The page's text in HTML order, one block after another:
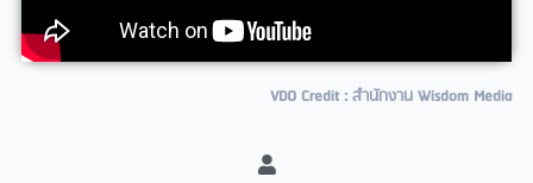
VDO Credit : สำนักงาน Wisdom Media